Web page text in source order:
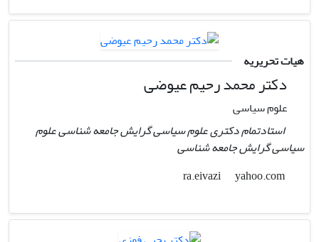
هیات تحریریه
دکتر محمد رحیم عیوضی
علوم سیاسی
استادتمام دکتری علوم سیاسی گرایش جامعه شناسی علوم
سیاسی گرایش جامعه شناسی
yahoo.com